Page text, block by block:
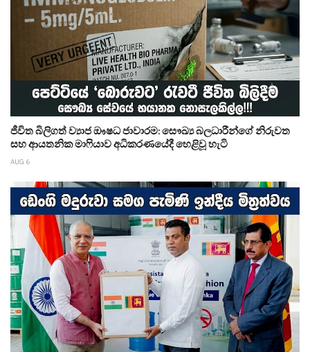
ජීවිත බිලිගත් ව්‍යාජ ඖෂධ ජාවාරම: සෞඛ්‍ය බලධාරීන්ගේ නිරුවත
සහ ආයතනික මාෆියාව අධිකරණයේදී හෙළිවූ හැටි
AUG 6